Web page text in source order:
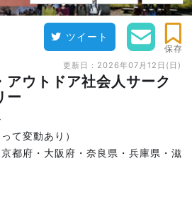
ツイート
保存
更新日： 2026年07月12日(日)
アウトドア社会人サーク
ー
て変動あり）
都府・大阪府・奈良県・兵庫県・滋